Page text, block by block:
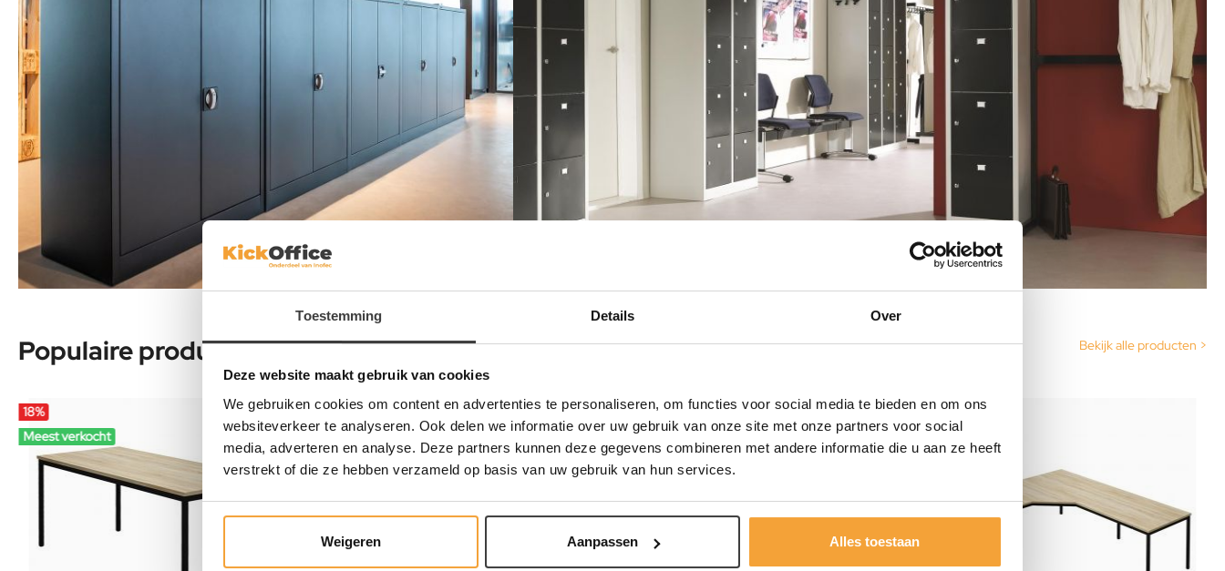
Toestemming Details Over
Deze website maakt gebruik van cookies
We gebruiken cookies om content en advertenties te personaliseren, om functies voor social media te bieden en om ons
websiteverkeer te analyseren. Ook delen we informatie over uw gebruik van onze site met onze partners voor social
media, adverteren en analyse. Deze partners kunnen deze gegevens combineren met andere informatie die u aan ze heeft
verstrekt of die ze hebben verzameld op basis van uw gebruik van hun services.
Weigeren Aanpassen Alles toestaan
Populaire producten Bekijk alle producten >
18%
Meest verkocht
12%
Meest verkocht
18%
Meest verkocht
11%